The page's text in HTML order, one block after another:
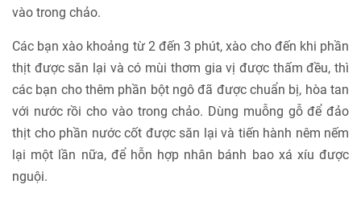
vào trong chảo.
Các bạn xào khoảng từ 2 đến 3 phút, xào cho đến khi phần
thịt được săn lại và có mùi thơm gia vị được thấm đều, thì
các bạn cho thêm phần bột ngô đã được chuẩn bị, hòa tan
với nước rồi cho vào trong chảo. Dùng muỗng gỗ để đảo
thịt cho phần nước cốt được săn lại và tiến hành nêm nếm
lại một lần nữa, để hỗn hợp nhân bánh bao xá xíu được
nguội.